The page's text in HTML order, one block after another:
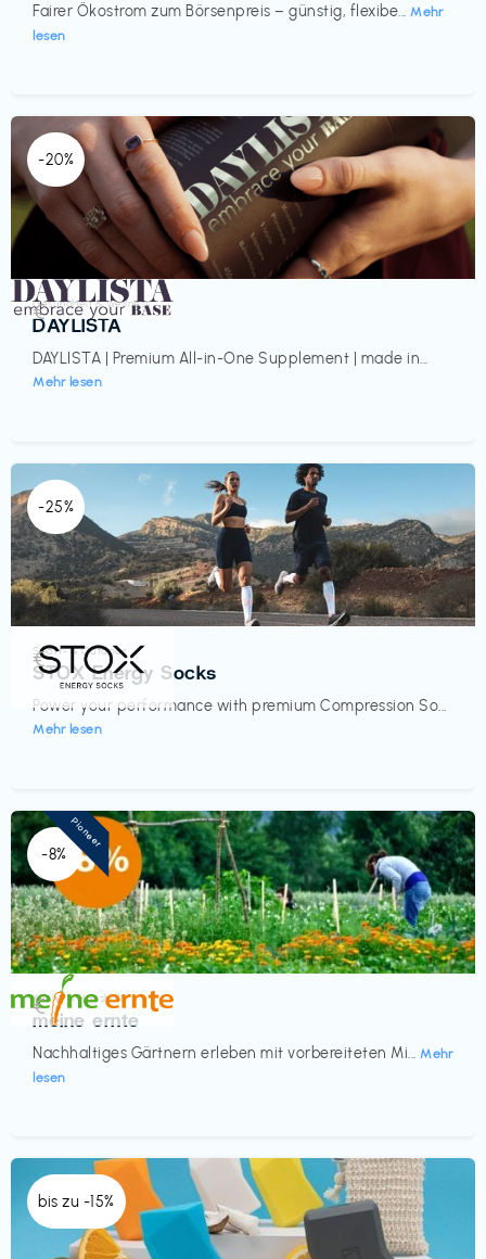
Fairer Ökostrom zum Börsenpreis – günstig, flexibe... Mehr
lesen
-20%
Gesundheit & Wellness
DAYLISTA
DAYLISTA | Premium All-in-One Supplement | made in...
Mehr lesen
€‎
-25%
Sport- & Outdoor
STOX Energy Socks
Power your performance with premium Compression So...
Mehr lesen
€‎
-8%
Küche & Haushalt
meine ernte
Nachhaltiges Gärtnern erleben mit vorbereiteten Mi... Mehr
lesen
€‎
Pioneer
bis zu -15%